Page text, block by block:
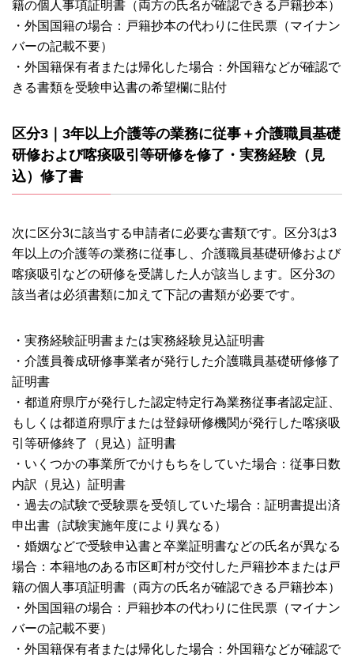
籍の個人事項証明書（両方の氏名が確認できる戸籍抄本）
・外国国籍の場合：戸籍抄本の代わりに住民票（マイナン
バーの記載不要）
・外国籍保有者または帰化した場合：外国籍などが確認で
きる書類を受験申込書の希望欄に貼付
区分3｜3年以上介護等の業務に従事＋介護職員基礎
研修および喀痰吸引等研修を修了・実務経験（見
込）修了書
次に区分3に該当する申請者に必要な書類です。区分3は3
年以上の介護等の業務に従事し、介護職員基礎研修および
喀痰吸引などの研修を受講した人が該当します。区分3の
該当者は必須書類に加えて下記の書類が必要です。
・実務経験証明書または実務経験見込証明書
・介護員養成研修事業者が発行した介護職員基礎研修修了
証明書
・都道府県庁が発行した認定特定行為業務従事者認定証、
もしくは都道府県庁または登録研修機関が発行した喀痰吸
引等研修終了（見込）証明書
・いくつかの事業所でかけもちをしていた場合：従事日数
内訳（見込）証明書
・過去の試験で受験票を受領していた場合：証明書提出済
申出書（試験実施年度により異なる）
・婚姻などで受験申込書と卒業証明書などの氏名が異なる
場合：本籍地のある市区町村が交付した戸籍抄本または戸
籍の個人事項証明書（両方の氏名が確認できる戸籍抄本）
・外国国籍の場合：戸籍抄本の代わりに住民票（マイナン
バーの記載不要）
・外国籍保有者または帰化した場合：外国籍などが確認で